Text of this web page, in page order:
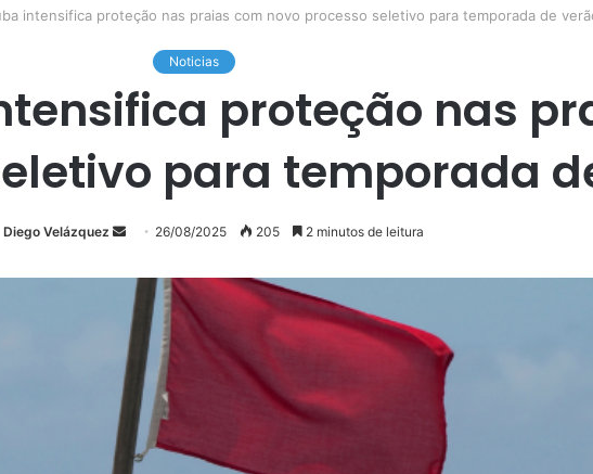
aleatório
intensifica proteção nas praias com novo processo seletivo para temporada de
Noticias
proteção nas
para temporada
Diego Velázquez
Mande
e-
mail
26/08/2025 205 2 minutos de leitura